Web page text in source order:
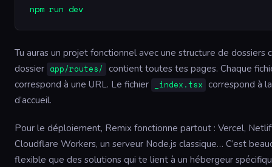
npm run dev
Tu auras un projet fonctionnel avec une structure de dossiers
dossier app/routes/ contient toutes tes pages. Chaque
correspond à une URL. Le fichier
_index.tsx correspond à
d’accueil.
Pour le déploiement, Remix fonctionne partout : Vercel,
Cloudflare Workers, un serveur Node.js classique… C’est
flexible que des solutions qui te lient à un hébergeur